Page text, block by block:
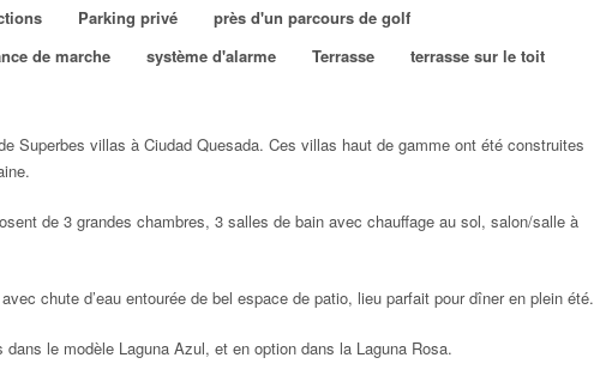
Parking privé
près d'un parcours de golf
de marche
système d'alarme Terrasse
terrasse sur le toit
Superbes villas à Ciudad Quesada. Ces villas haut de gamme ont été construites
de 3 grandes chambres, 3 salles de bain avec chauffage au sol, salon/salle à
chute d’eau entourée de bel espace de patio, lieu parfait pour dîner en plein été.
le modèle Laguna Azul, et en option dans la Laguna Rosa.